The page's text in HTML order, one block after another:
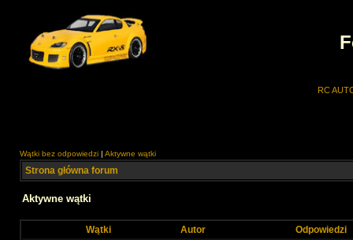
RC
Wątki bez odpowiedzi | Aktywne wątki
Strona główna forum
Aktywne wątki
Wątki Autor Odpowiedzi